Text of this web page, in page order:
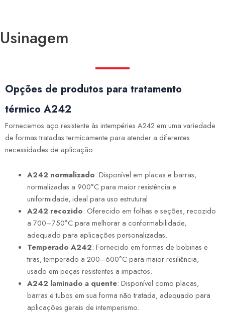
Usinagem
Opções de produtos para tratamento
térmico A242
Fornecemos aço resistente às intempéries A242 em uma variedade
de formas tratadas termicamente para atender a diferentes
necessidades de aplicação:
A242 normalizado: Disponível em placas e barras,
normalizadas a 900°C para maior resistência e
uniformidade, ideal para uso estrutural.
A242 recozido: Oferecido em folhas e seções, recozido
a 700–750°C para melhorar a conformabilidade,
adequado para aplicações personalizadas.
Temperado A242: Fornecido em formas de bobinas e
tiras, temperado a 200–600°C para maior resiliência,
usado em peças resistentes a impactos.
A242 laminado a quente: Disponível como placas,
barras e tubos em sua forma não tratada, adequado para
aplicações gerais de intemperismo.